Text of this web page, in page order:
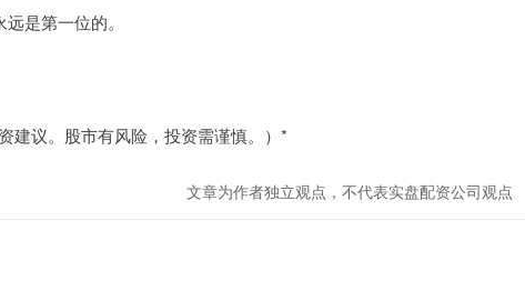
是第一位的。
建议。股市有风险，投资需谨慎。）*
文章为作者独立观点，不代表实盘配资公司观点